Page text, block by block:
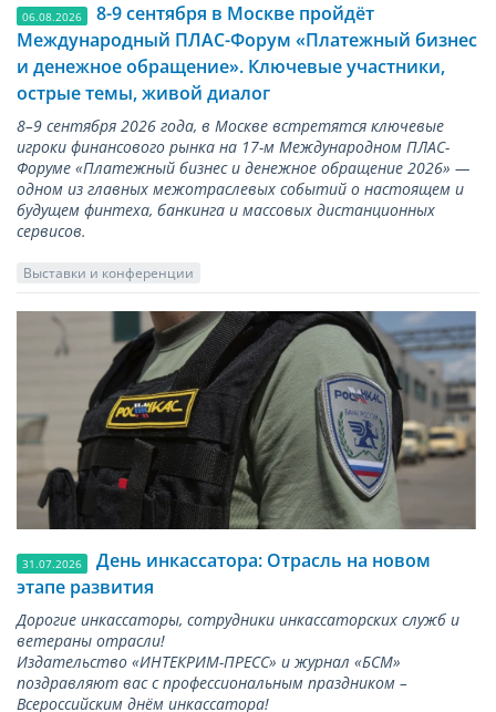
06.08.2026
8-9 сентября в Москве пройдёт
Международный ПЛАС-Форум «Платежный бизнес
и денежное обращение». Ключевые участники,
острые темы, живой диалог
8–9 сентября 2026 года, в Москве встретятся ключевые
игроки финансового рынка на 17-м Международном ПЛАС-
Форуме «Платежный бизнес и денежное обращение 2026» —
одном из главных межотраслевых событий о настоящем и
будущем финтеха, банкинга и массовых дистанционных
сервисов.
Выставки и конференции
31.07.2026
День инкассатора: Отрасль на новом
этапе развития
Дорогие инкассаторы, сотрудники инкассаторских служб и
ветераны отрасли!
Издательство «ИНТЕКРИМ-ПРЕСС» и журнал «БСМ»
поздравляют вас с профессиональным праздником –
Всероссийским днём инкассатора!